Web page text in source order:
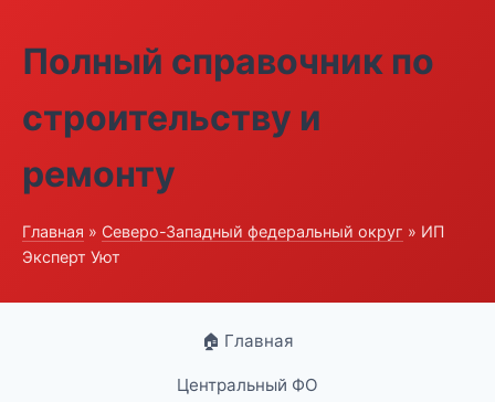
Полный справочник по
строительству и
ремонту
Главная » Северо-Западный федеральный округ » ИП
Эксперт Уют
🏠 Главная
Центральный ФО